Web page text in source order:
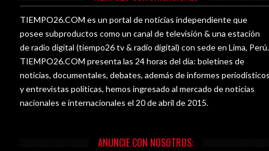
TIEMPO26.COM es un portal de noticias independiente que
posee subproductos como un canal de televisión & una estación
de radio digital (tiempo26 tv & radio digital) con sede en Lima, Perú.
TIEMPO26.COM presenta las 24 horas del día: boletines de
noticias, documentales, debates, además de informes
y entrevistas políticas, hemos ingresado al mercado de noticias
nacionales e internacionales el 20 de abril de 2015.
ANUNCIE CON NOSOTROS: